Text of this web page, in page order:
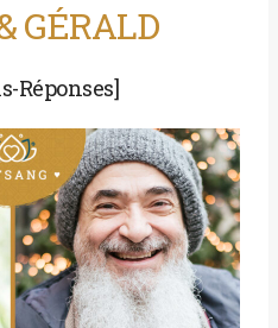
GÉRALD
Réponses]